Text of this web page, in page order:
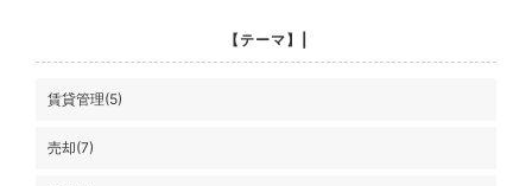
【テーマ】|
賃貸管理(5)
売却(7)